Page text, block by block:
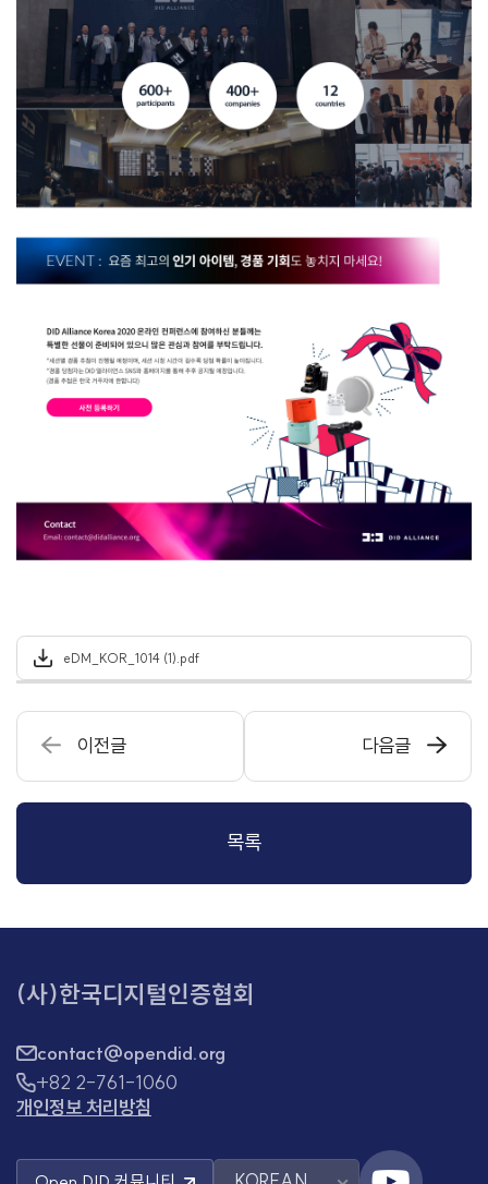
eDM_KOR_1014 (1).pdf
이전글 다음글
목록
(사)한국디지털인증협회
contact@opendid.org
+82 2-761-1060
개인정보 처리방침